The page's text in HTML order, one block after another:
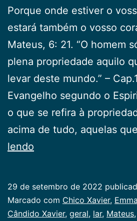
Porque onde estiver o
estará também o vosso
Mateus, 6: 21. “O homem
plena propriedade aquilo
levar deste mundo.” –
Evangelho segundo o
o que se refira à
acima de tudo, aquelas
lendo
29 de setembro de 2022
Categorizado
como
Marcado com Chico Xavier,
Cândido Xavier, geral, lar, Mateus,